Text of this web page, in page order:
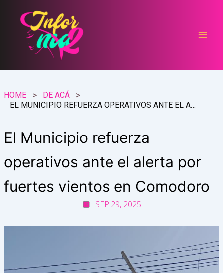
contenido
HOME
DE ACÁ
EL MUNICIPIO REFUERZA OPERATIVOS ANTE EL ALERTA POR FUERTES VIENTOS EN COMODORO
El Municipio refuerza
operativos ante el alerta por
fuertes vientos en Comodoro
SEP 29, 2025